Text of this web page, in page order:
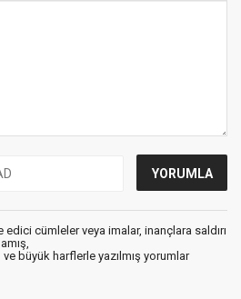
cümleler veya imalar, inançlara saldırı
büyük harflerle yazılmış yorumlar